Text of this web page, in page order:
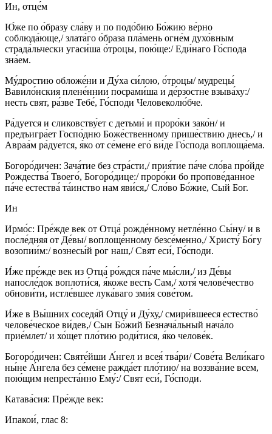
Ин, отце́м
Ю́же по о́бразу сла́ву и по подо́бию Бо́жию ве́рно
соблюда́юще,/ злата́го о́браза пла́мень огне́м духо́вным
страда́льчески угаси́ша о́троцы, пою́ще:/ Еди́наго Го́спода
зна́ем.
Му́дростию обложе́ни и Ду́ха си́лою, о́троцы/ мудрецы́
Вавило́нския плене́ннии посрами́ша и де́рзостне взыва́ху:/
несть свят, ра́зве Тебе́, Го́споди Человеколю́бче.
Ра́дуется и сликовству́ет с детьми́ и проро́ки зако́н/ и
предъигра́ет Госпо́дню Боже́ственному прише́ствию днесь,/ и
Авраа́м ра́дуется, я́ко от се́мене его́ ви́де Го́спода воплоща́ема.
Богоро́дичен: Зача́тие без стра́сти,/ прия́тие па́че сло́ва про́йде
Рождества́ Твоего́, Богоро́дице:/ проро́ки бо пропове́данное
па́че естества́ та́инство нам яви́ся,/ Сло́во Бо́жие, Сый Бог.
Ин
Ирмо́с: Пре́жде век от Отца́ рожде́нному нетле́нно Сы́ну/ и в
после́дняя от Де́вы/ воплоще́нному безсе́менно,/ Христу́ Бо́гу
возопии́м:/ вознесы́й рог наш,/ Свят еси́, Го́споди.
И́же пре́жде век из Отца́ ро́ждся па́че мы́сли,/ из Де́вы
напосле́док воплоти́ся, я́коже весть Сам,/ хотя́ челове́чество
обнови́ти, истле́вшее лука́ваго зми́я сове́том.
И́же в Вы́шних соседя́й Отцу́ и Ду́ху,/ смири́вшееся естество́
челове́ческое ви́дев,/ Сын Бо́жий Безнача́льный нача́ло
прие́млет/ и хо́щет пло́тию роди́тися, я́ко челове́к.
Богоро́дичен: Святе́йши А́нгел и всея́ тва́ри/ Сове́та Вели́каго
ны́не А́нгела без се́мене ражда́ет пло́тию/ на воззва́ние всем,
пою́щим непреста́нно Ему́:/ Свят еси́, Го́споди.
Катава́сия: Пре́жде век:
Ипакои́, глас 8: